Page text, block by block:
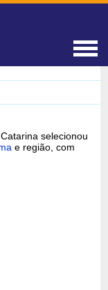
selecionou
e região, com